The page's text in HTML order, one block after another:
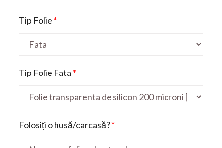
Tip Folie *
Tip Folie Fata *
Folosiți o husă/carcasă?*